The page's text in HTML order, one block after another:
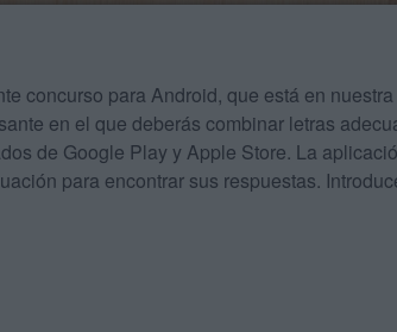
concurso para Android, que está en
en el que deberás combinar letras
de Google Play y Apple Store. La
para encontrar sus respuestas.